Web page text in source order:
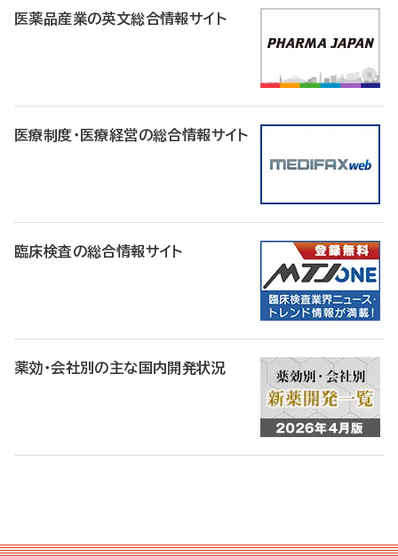
医薬品産業の英文総合情報サイト
医療制度・医療経営の総合情報サイト
臨床検査の総合情報サイト
薬効・会社別の主な国内開発状況